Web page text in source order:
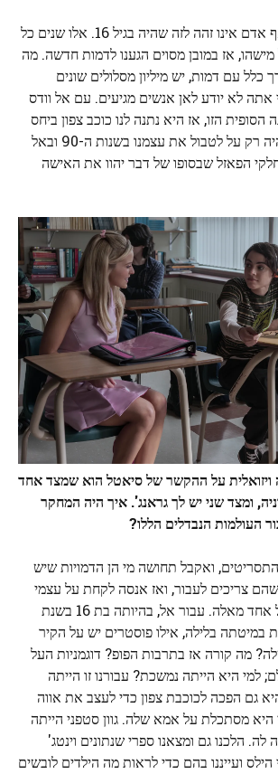
גם זו דמות חדשה. אף אדם אינו זהה לזה שהיה בגיל 16. אלו שנים כל
מישהו, אז במובן מסוים הגענו לדמות חדשה. מה
כלל עם דמות, יש מיליון מסלולים שונים
לא יודע לאן אנשים מגיעים. עם אל וודס
הסופית הזו, אז היא נתנה לנו כוכב צפון ביחס
לאן ניקח אותה. זה היה רק ​​על לטבול את עצמנו בשנות ה-90 ובאל
הפאזל שבסופו של דבר יהוו את האישה
ויזואלית על ההקשר של סיאטל הוא שמצד אחד
ומצד שני יש לך גראנג'. איך היה המחקר
העולמות הנבדלים הללו?
ואקבל תחושה מי הן הדמויות שיש
צריכים לעבור, ואז אנסה לקחת על עצמי
את הלך הרוח של כל אחד מאלה. עבור אל, בהיותה בת 16 בשנת
במיטתה בלילה, אילו פוסטרים יש על הקיר
מה קורה אז בתרבות הפופ? דוגמניות העל
למי היא הייתה נמשכת? עבורנו זו הייתה
גם הפכה לכוכבת צפון כדי לעצב את אווה
מסתכלת על אמא שלה. גוון סטפני הייתה
הלכנו גם ומצאנו ספרי שנתונים וינטג'
בבוורלי הילס ועייננו בהם כדי לראות מה הילדים לובשים